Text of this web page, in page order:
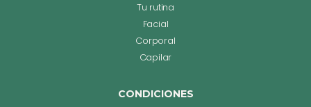
Tu rutina
Facial
Corporal
Capilar
CONDICIONES